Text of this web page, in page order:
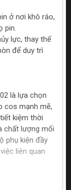
ở nơi khô ráo,
pin.
lực, thay thế
để duy trì
là lựa chọn
cos mạnh mẽ,
kiệm thời
chất lượng mối
phụ kiện đầy
liên quan